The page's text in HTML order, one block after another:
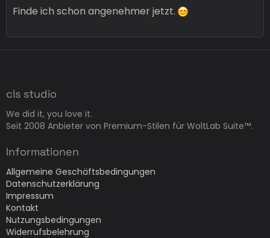
Finde ich schon angenehmer jetzt.
cls studio
We did it, you love it.
Seit 2008 Anbieter von Premium-Stilen für WoltLab Suite™.
Informationen
Allgemeine Geschäftsbedingungen
Datenschutzerklärung
Impressum
Kontakt
Nutzungsbedingungen
Widerrufsbelehrung